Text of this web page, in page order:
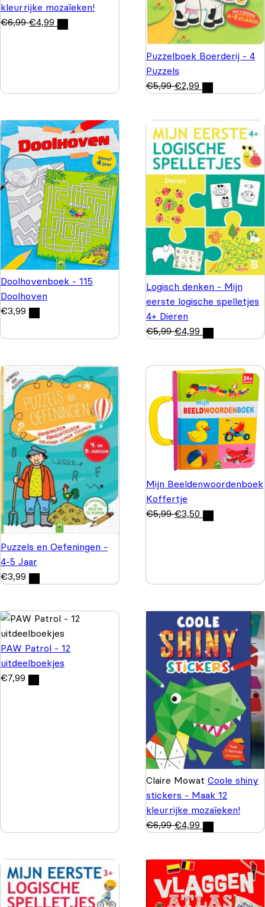
kleurrijke mozaïeken!
€6,99 €4,99
Puzzelboek Boerderij - 4
Puzzels
€5,99 €2,99
Doolhovenboek - 115
Doolhoven
€3,99
Logisch denken - Mijn
eerste logische spelletjes
4+ Dieren
€5,99 €4,99
Puzzels en Oefeningen -
4-5 Jaar
€3,99
Mijn Beeldenwoordenboek
Koffertje
€5,99 €3,50
PAW Patrol - 12
uitdeelboekjes
€7,99
Claire Mowat Coole shiny
stickers - Maak 12
kleurrijke mozaïeken!
€6,99 €4,99